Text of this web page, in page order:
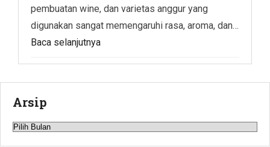
pembuatan wine, dan varietas anggur yang
digunakan sangat memengaruhi rasa, aroma, dan…
Baca selanjutnya
Arsip
Arsip